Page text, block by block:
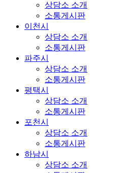
상담소 소개
소통게시판
이천시
상담소 소개
소통게시판
파주시
상담소 소개
소통게시판
평택시
상담소 소개
소통게시판
포천시
상담소 소개
소통게시판
하남시
상담소 소개